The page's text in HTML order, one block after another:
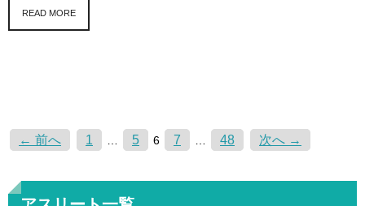
READ MORE
← 前へ 1 … 5 6 7 … 48 次へ →